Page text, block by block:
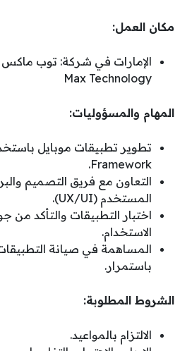
مكان العمل:
Max Technology
المهام والمسؤوليات:
Framework.
التعاون مع فريق التصميم
المستخدم (UX/UI).
اختبار التطبيقات والتأكد من
الاستخدام.
المساهمة في صيانة
باستمرار.
الشروط المطلوبة:
الالتزام بالمواعيد.